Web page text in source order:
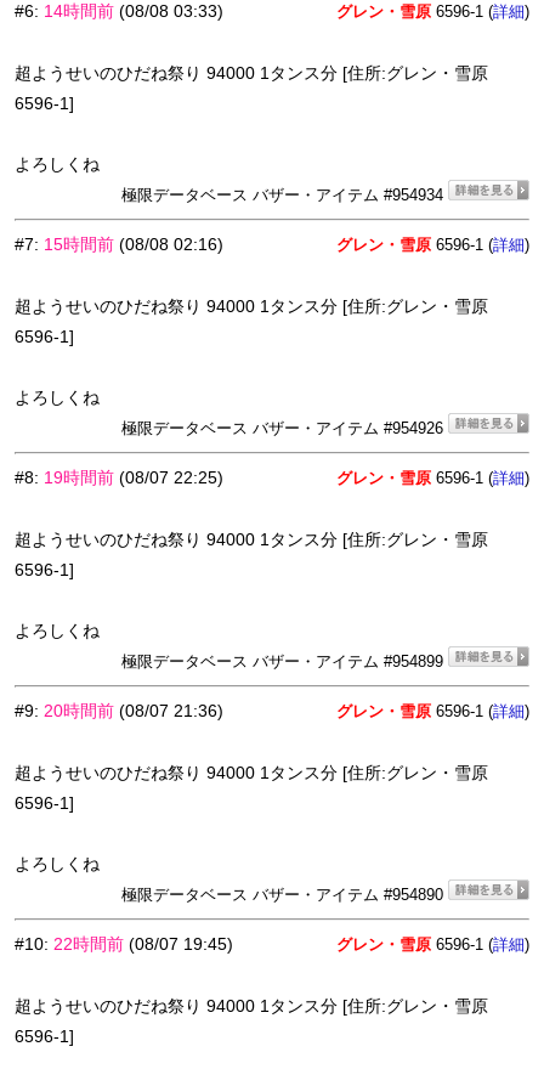
#6: 14時間前 (08/08 03:33) グレン・雪原 6596-1 (詳細)
超ようせいのひだね祭り 94000 1タンス分 [住所:グレン・雪原
6596-1]
よろしくね
極限データベース バザー・アイテム #954934
#7: 15時間前 (08/08 02:16) グレン・雪原 6596-1 (詳細)
超ようせいのひだね祭り 94000 1タンス分 [住所:グレン・雪原
6596-1]
よろしくね
極限データベース バザー・アイテム #954926
#8: 19時間前 (08/07 22:25) グレン・雪原 6596-1 (詳細)
超ようせいのひだね祭り 94000 1タンス分 [住所:グレン・雪原
6596-1]
よろしくね
極限データベース バザー・アイテム #954899
#9: 20時間前 (08/07 21:36) グレン・雪原 6596-1 (詳細)
超ようせいのひだね祭り 94000 1タンス分 [住所:グレン・雪原
6596-1]
よろしくね
極限データベース バザー・アイテム #954890
#10: 22時間前 (08/07 19:45) グレン・雪原 6596-1 (詳細)
超ようせいのひだね祭り 94000 1タンス分 [住所:グレン・雪原
6596-1]